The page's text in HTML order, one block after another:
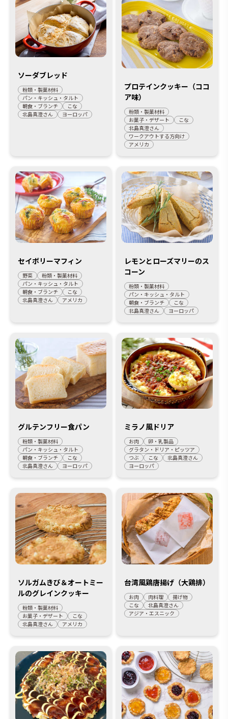
ソーダブレッド
粉類・製菓材料
パン・キッシュ・タルト
朝食・ブランチ
こな
北島真澄さん
ヨーロッパ
プロテインクッキー（ココ
ア味）
粉類・製菓材料
お菓子・デザート
こな
北島真澄さん
ワークアウトする方向け
アメリカ
セイボリーマフィン
野菜
粉類・製菓材料
パン・キッシュ・タルト
朝食・ブランチ
こな
北島真澄さん
アメリカ
レモンとローズマリーのス
コーン
粉類・製菓材料
パン・キッシュ・タルト
朝食・ブランチ
こな
北島真澄さん
ヨーロッパ
グルテンフリー食パン
粉類・製菓材料
パン・キッシュ・タルト
朝食・ブランチ
こな
北島真澄さん
ヨーロッパ
ミラノ風ドリア
お肉
卵・乳製品
グラタン・ドリア・ピッツア
つぶ
こな
北島真澄さん
ヨーロッパ
ソルガムきび＆オートミー
ルのグレインクッキー
粉類・製菓材料
お菓子・デザート
こな
北島真澄さん
アメリカ
台湾風鶏唐揚げ（大鶏排）
お肉 肉料理
揚げ物
こな
北島真澄さん
アジア・エスニック